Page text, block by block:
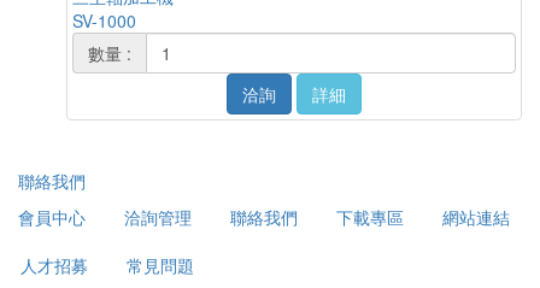
SV-1000
數量 :
洽詢
詳細
聯絡我們
會員中心
洽詢管理 聯絡我們 下載專區
網站連結
人才招募
常見問題